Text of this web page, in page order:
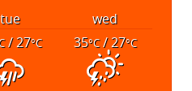
tue
wed
/ 27°C 35°C/ 27°C